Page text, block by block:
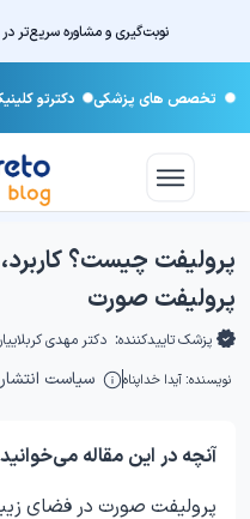
نوبت‌گیری و مشاوره سریع‌تر
تخصص های پزشکی دکترتو
پرولیفت چیست؟
پرولیفت صورت
پزشک تاییدکننده: دکتر مهدی
نویسنده: آیدا خداپناه سیاست
آنچه در این مقاله می‌خوانید
پرولیفت صورت در فضای